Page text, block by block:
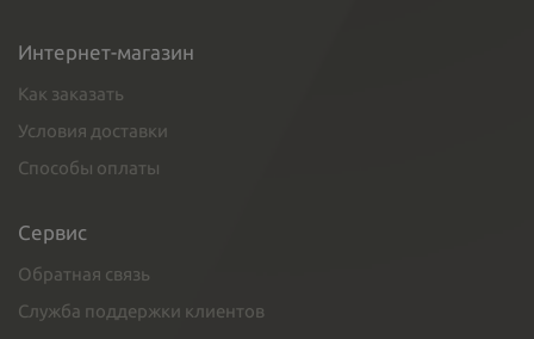
Интернет-магазин
Как заказать
Условия доставки
Способы оплаты
Сервис
Обратная связь
Служба поддержки клиентов